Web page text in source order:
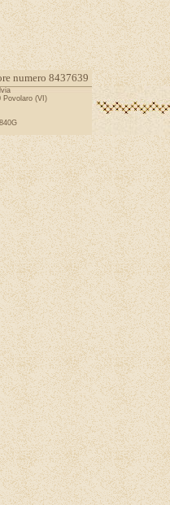
numero 8437639
Povolaro (VI)